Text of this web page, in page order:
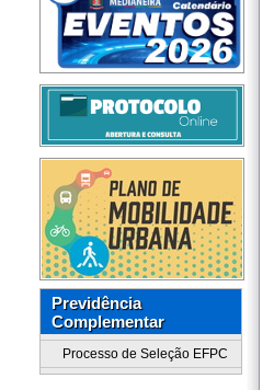
Previdência
Complementar
Processo de Seleção EFPC